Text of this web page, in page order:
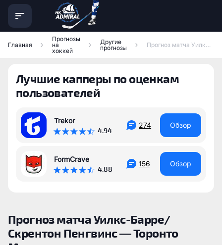
Главная
Прогнозы
на
хоккей
Другие
прогнозы
Прогноз матча Уилкс-Барре/Скрентон Пенгвинс — Торонто Марлис
Лучшие капперы по оценкам
пользователей
Trekor
4.94
274 Обзор
FormCrave
4.88
156 Обзор
Прогноз матча Уилкс-Барре/
Скрентон Пенгвинс — Торонто